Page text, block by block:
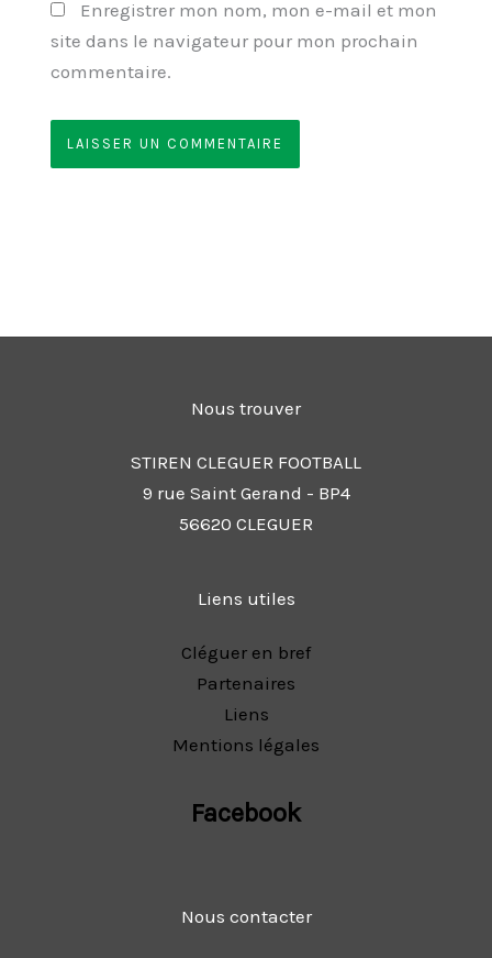
Enregistrer mon nom, mon e-mail et mon
site dans le navigateur pour mon prochain
commentaire.
Nous trouver
STIREN CLEGUER FOOTBALL
9 rue Saint Gerand - BP4
56620 CLEGUER
Liens utiles
Cléguer en bref
Partenaires
Liens
Mentions légales
Facebook
Nous contacter